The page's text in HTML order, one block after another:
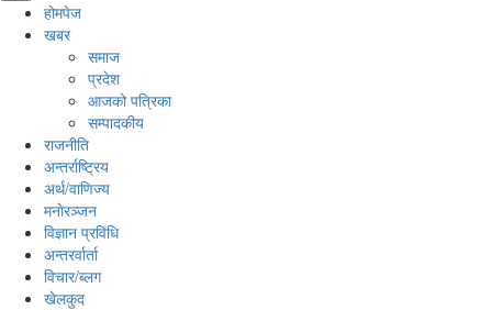
होमपेज
खबर
समाज
प्रदेश
आजको पत्रिका
सम्पादकीय
राजनीति
अन्तर्राष्ट्रिय
अर्थ/वाणिज्य
मनाेरञ्जन
विज्ञान प्रविधि
अन्तरर्वार्ता
विचार/ब्लग
खेलकुद